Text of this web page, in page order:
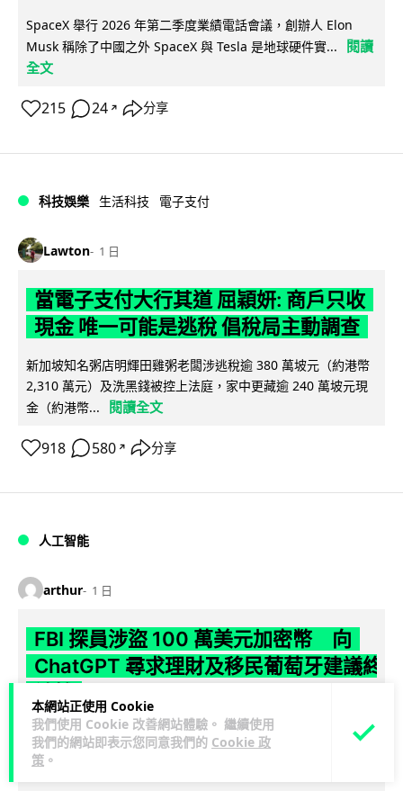
本網站正使用 Cookie
我們使用 Cookie 改善網站體驗。 繼續使用
我們的網站即表示您同意我們的 Cookie 政
策 。
SpaceX 舉行 2026 年第二季度業績電話會議，創辦人 Elon
Musk 稱除了中國之外 SpaceX 與 Tesla 是地球硬件實...
閱讀
全文
215 24 ↗ 分享
科技娛樂 生活科技 電子支付
Lawton 1 日
當電子支付大行其道 屈穎妍: 商戶只收
現金 唯一可能是逃稅 倡稅局主動調查
新加坡知名粥店明輝田雞粥老闆涉逃稅逾 380 萬坡元（約港幣
2,310 萬元）及洗黑錢被控上法庭，家中更藏逾 240 萬坡元現
金（約港幣...
閱讀全文
918 580 ↗ 分享
人工智能
arthur 1 日
FBI 探員涉盜 100 萬美元加密幣 向
ChatGPT 尋求理財及移民葡萄牙建議終
被捕
FBI 一名資深反情報探員涉嫌利用職務之便盜取敵對國家近 100
萬美元加密貨幣，事後更向 ChatGPT 諮詢理財及移民葡萄牙方